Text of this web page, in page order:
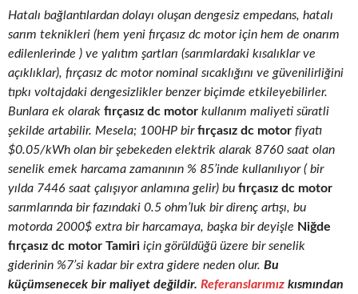
Hatalı bağlantılardan dolayı oluşan dengesiz empedans, hatalı
sarım teknikleri (hem yeni fırçasız dc motor için hem de onarım
edilenlerinde ) ve yalıtım şartları (sarımlardaki kısalıklar ve
açıklıklar), fırçasız dc motor nominal sıcaklığını ve güvenilirliğini
tıpkı voltajdaki dengesizlikler benzer biçimde etkileyebilirler.
Bunlara ek olarak fırçasız dc motor kullanım maliyeti süratli
şekilde artabilir. Mesela; 100HP birfırçasız dc motor fiyatı
$0.05/kWh olan bir şebekeden elektrik alarak 8760 saat olan
senelik emek harcama zamanının % 85’inde kullanılıyor ( bir
yılda 7446 saat çalışıyor anlamına gelir) bu fırçasız dc motor
sarımlarında bir fazındaki 0.5 ohm’luk bir direnç artışı, bu
motorda 2000$ extra bir harcamaya, başka bir deyişle Niğde
fırçasız dc motor Tamiri için görüldüğü üzere bir senelik
giderinin %7’si kadar bir extra gidere neden olur. Bu
küçümsenecek bir maliyet değildir. Referanslarımız kısmından